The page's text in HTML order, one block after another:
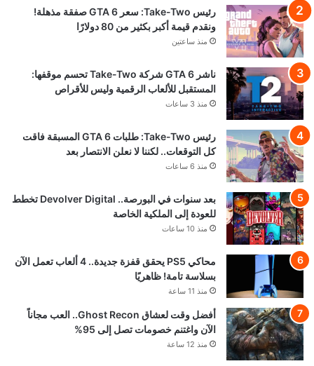
رئيس Take-Two: سعر GTA 6 صفقة مذهلة!
ونقدم قيمة أكبر بكثير من 80 دولارًا
منذ ساعتين
ناشر GTA 6 شركة Take-Two تحسم موقفها:
المستقبل للألعاب الرقمية وليس للأقراص
منذ 3 ساعات
رئيس Take-Two: طلبات GTA 6 المسبقة فاقت
كل التوقعات.. لكننا لا نعلن الانتصار بعد
منذ 6 ساعات
بعد سنوات في البورصة.. Devolver Digital تخطط
للعودة إلى الملكية الخاصة
منذ 10 ساعات
محاكي PS5 يحقق قفزة جديدة.. 4 ألعاب تعمل الآن
بسلاسة تامة! ظاهريًا
منذ 11 ساعة
أفضل وقت لعشاق Ghost Recon.. العب مجاناً
الآن واغتنم خصومات تصل إلى 95%
منذ 12 ساعة